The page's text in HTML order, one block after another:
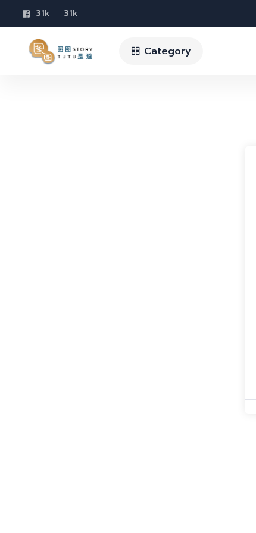
31k 31k
Category